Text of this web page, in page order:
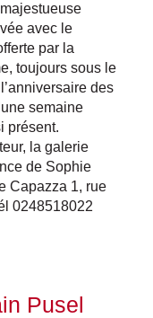
avec le
par la
toujours sous le
des
semaine
présent.
la galerie
de Sophie
Capazza 1, rue
0248518022
Pusel